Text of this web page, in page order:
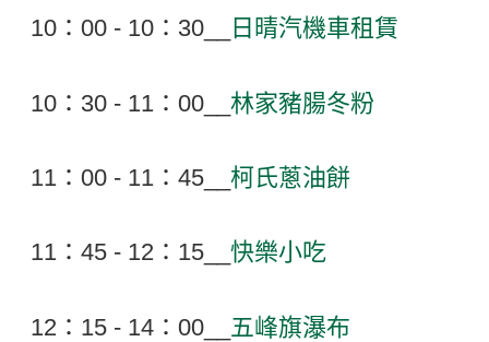
10：00 - 10：30__ 日晴汽機車租賃
10：30 - 11：00__ 林家豬腸冬粉
11：00 - 11：45__ 柯氏蔥油餅
11：45 - 12：15__ 快樂小吃
12：15 - 14：00__ 五峰旗瀑布